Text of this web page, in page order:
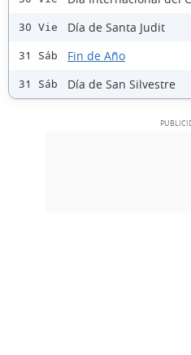
30 Vie Día de Santa Judit
31 Sáb Fin de Año
31 Sáb Día de San Silvestre